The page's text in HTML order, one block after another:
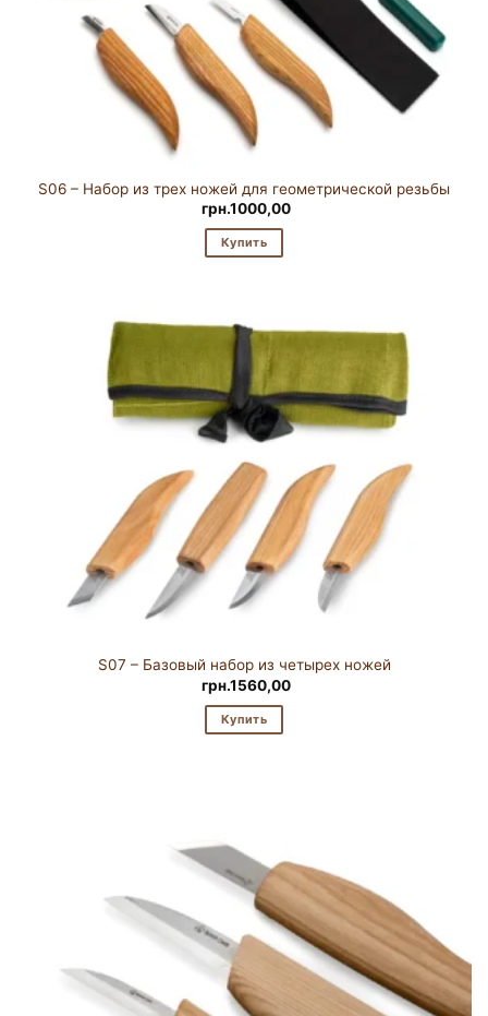
S06 – Набор из трех ножей для геометрической резьбы
грн.1000,00
Купить
S07 – Базовый набор из четырех ножей
грн.1560,00
Купить